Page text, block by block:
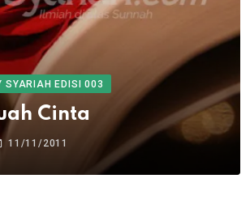
SYARIAH EDISI 003
Cinta
11/11/2011